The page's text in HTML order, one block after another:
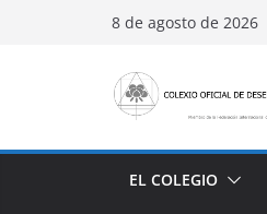
8 de agosto de 2026
EL COLEGIO